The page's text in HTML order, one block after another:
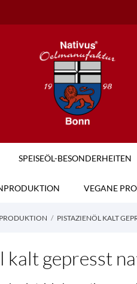
SPEISEÖL-BESONDERHEITEN
VEGANE
PISTAZIENÖL KALT
kalt gepresst